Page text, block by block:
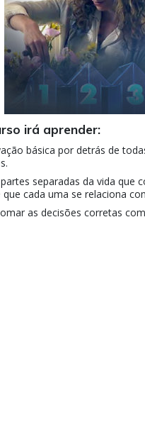
irá aprender:
básica por detrás de
separadas da vida que
cada uma se relaciona
as decisões corretas